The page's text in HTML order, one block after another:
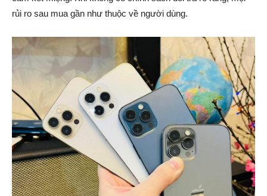
rủi ro sau mua gần như thuộc về người dùng.